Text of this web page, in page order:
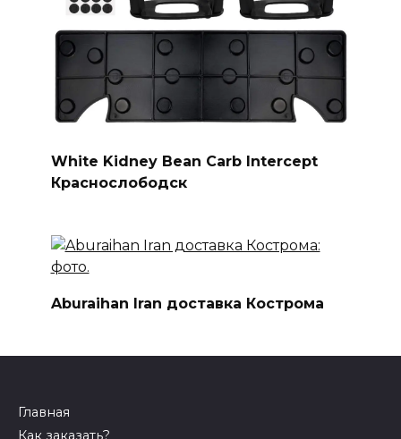
White Kidney Bean Carb Intercept
Краснослободск
Aburaihan Iran доставка Кострома
Главная